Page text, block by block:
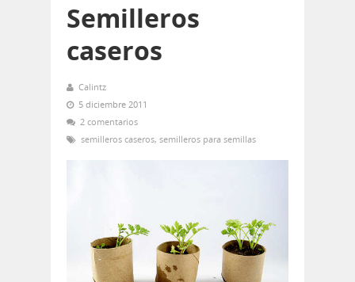
Semilleros
caseros
Calintz
5 diciembre 2011
2 comentarios
semilleros caseros, semilleros para semillas